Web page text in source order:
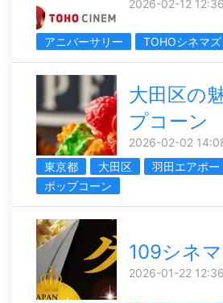
2026-02-12
アニバーサリー TOHOシネマズ
大田区の
プコーン
2026-02-02
東京都
大田区
羽田エアポー
ポップコーン
109シネ
2026-01-22